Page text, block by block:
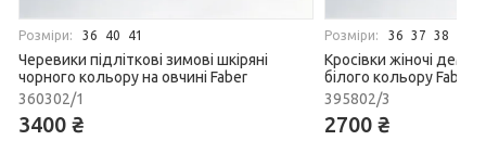
Розміри: 36 40 41
Черевики підліткові зимові шкіряні
чорного кольору на овчині Faber
360302/1
3400 ₴
Розміри: 36 37 38
Кросівки жіночі
білого кольору Faber
395802/3
2700 ₴